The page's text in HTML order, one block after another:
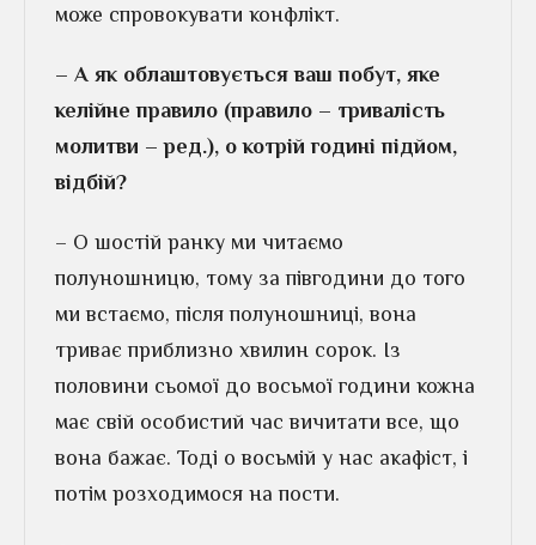
може спровокувати конфлікт.
– А як облаштовується ваш побут, яке
келійне правило (правило – тривалість
молитви – ред.), о котрій годині підйом,
відбій?
– О шостій ранку ми читаємо
полуношницю, тому за півгодини до того
ми встаємо, після полуношниці, вона
триває приблизно хвилин сорок. Із
половини сьомої до восьмої години кожна
має свій особистий час вичитати все, що
вона бажає. Тоді о восьмій у нас акафіст, і
потім розходимося на пости.